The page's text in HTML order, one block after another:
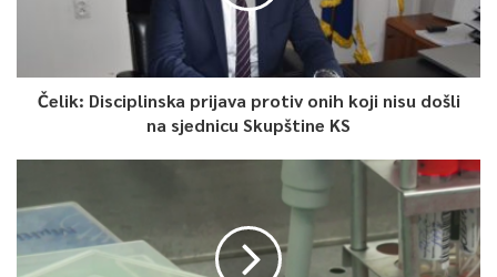
Article Rating
Čelik: Disciplinska prijava protiv onih koji nisu došli
na sjednicu Skupštine KS